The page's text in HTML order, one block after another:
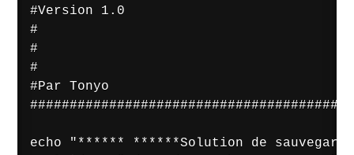
#Version 1.0
#
#
#
#Par Tonyo
echo "****** ******Solution de